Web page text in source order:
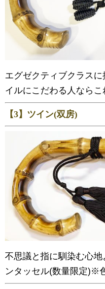
エグゼクティブクラスに
イルにこだわる人なら
【3】ツイン(双房)
不思議と指に馴染む心
ンタッセル(数量限定)※